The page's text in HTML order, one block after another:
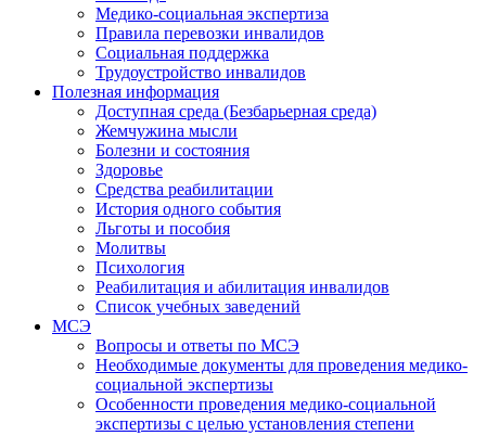
Медико-социальная экспертиза
Правила перевозки инвалидов
Социальная поддержка
Трудоустройство инвалидов
Полезная информация
Доступная среда (Безбарьерная среда)
Жемчужина мысли
Болезни и состояния
Здоровье
Средства реабилитации
История одного события
Льготы и пособия
Молитвы
Психология
Реабилитация и абилитация инвалидов
Список учебных заведений
МСЭ
Вопросы и ответы по МСЭ
Необходимые документы для проведения медико-
социальной экспертизы
Особенности проведения медико-социальной
экспертизы с целью установления степени